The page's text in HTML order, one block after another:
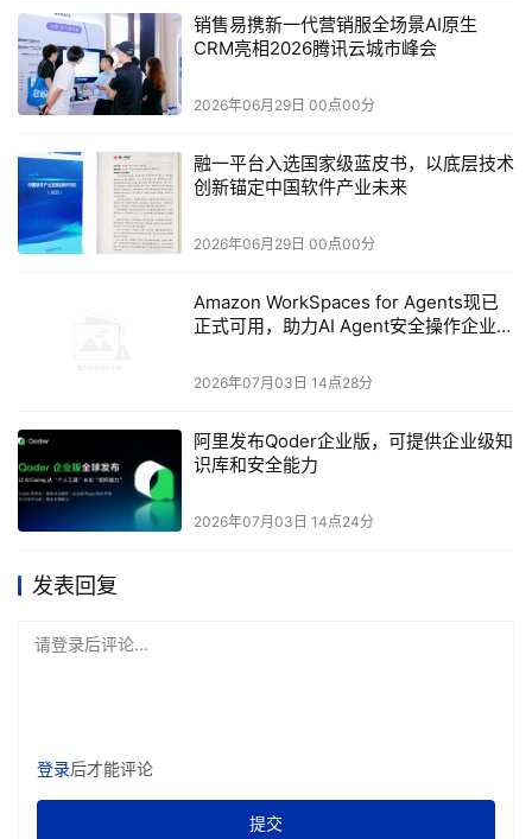
但量产预计要到2028至2029年。这意味着华为在散热和
折叠封装设计上拥有约2到3年的窗口期。
AI系统层的三件套协同。V1中各自独立介绍的Unified
Bus、Hi-ONE和3D Folding，在V2中被首次说明为协同体
系。Unified Bus将跨节点通信延迟从数十微秒压缩到约100
纳秒，Hi-ONE以光互连替代铜线实现单模块8Tb/s带宽，
3D Folding则把内存带宽和供电从芯片边缘搬到芯片表面，
盾。这三者的组合指向一个明确的产业判断：未来AI集群
的竞争，不再是单颗芯片的算力比拼，而是整个机柜在通信
03 产业格局正在重塑的四个维度
历的深层重构。
销售易携新一代营销服全场景AI原生
CRM亮相2026腾讯云城市峰会
2026年06月29日 00点00分
融一平台入选国家级蓝皮书，以底层技术
创新锚定中国软件产业未来
2026年06月29日 00点00分
Amazon WorkSpaces for Agents现已
正式可用，助力AI Agent安全操作企业桌
2026年07月03日 14点28分
阿里发布Qoder企业版，可提供企业级知
识库和安全能力
2026年07月03日 14点24分
发表回复
请登录后评论...
登录后才能评论
提交